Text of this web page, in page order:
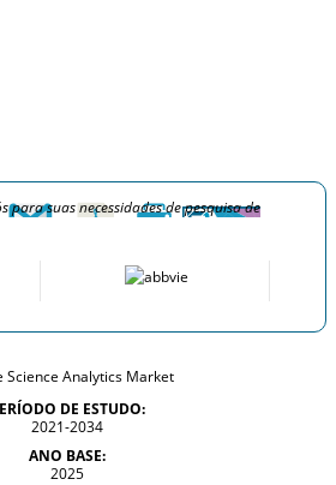
para suas necessidades de pesquisa de
DE ESTUDO:
2021-2034
ANO BASE:
2025